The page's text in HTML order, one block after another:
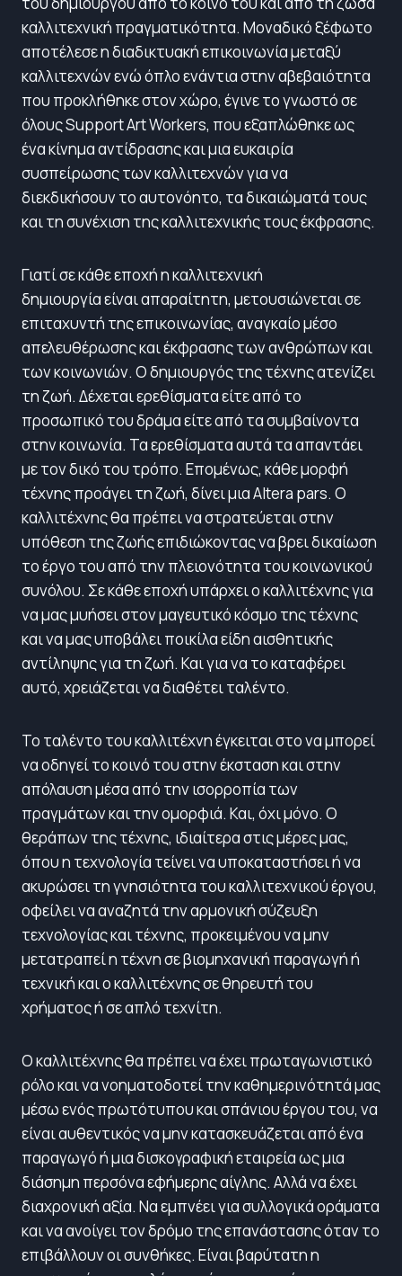
καλλιτεχνική πραγματικότητα. Μοναδικό ξέφωτο
αποτέλεσε η διαδικτυακή επικοινωνία μεταξύ
καλλιτεχνών ενώ όπλο ενάντια στην αβεβαιότητα
που προκλήθηκε στον χώρο, έγινε το γνωστό σε
όλους Support Art Workers, που εξαπλώθηκε ως
ένα κίνημα αντίδρασης και μια ευκαιρία
συσπείρωσης των καλλιτεχνών για να
διεκδικήσουν το αυτονόητο, τα δικαιώματά τους
και τη συνέχιση της καλλιτεχνικής τους έκφρασης.
Γιατί σε κάθε εποχή η καλλιτεχνική
δημιουργία είναι απαραίτητη, μετουσιώνεται σε
επιταχυντή της επικοινωνίας, αναγκαίο μέσο
απελευθέρωσης και έκφρασης των ανθρώπων και
των κοινωνιών. Ο δημιουργός της τέχνης ατενίζει
τη ζωή. Δέχεται ερεθίσματα είτε από το
προσωπικό του δράμα είτε από τα συμβαίνοντα
στην κοινωνία. Τα ερεθίσματα αυτά τα απαντάει
με τον δικό του τρόπο. Επομένως, κάθε μορφή
τέχνης προάγει τη ζωή, δίνει μια Altera pars. Ο
καλλιτέχνης θα πρέπει να στρατεύεται στην
υπόθεση της ζωής επιδιώκοντας να βρει δικαίωση
το έργο του από την πλειονότητα του κοινωνικού
συνόλου. Σε κάθε εποχή υπάρχει ο καλλιτέχνης για
να μας μυήσει στον μαγευτικό κόσμο της τέχνης
και να μας υποβάλει ποικίλα είδη αισθητικής
αντίληψης για τη ζωή. Και για να το καταφέρει
αυτό, χρειάζεται να διαθέτει ταλέντο.
Το ταλέντο του καλλιτέχνη έγκειται στο να μπορεί
να οδηγεί το κοινό του στην έκσταση και στην
απόλαυση μέσα από την ισορροπία των
πραγμάτων και την ομορφιά. Και, όχι μόνο. Ο
θεράπων της τέχνης, ιδιαίτερα στις μέρες μας,
όπου η τεχνολογία τείνει να υποκαταστήσει ή να
ακυρώσει τη γνησιότητα του καλλιτεχνικού έργου,
οφείλει να αναζητά την αρμονική σύζευξη
τεχνολογίας και τέχνης, προκειμένου να μην
μετατραπεί η τέχνη σε βιομηχανική παραγωγή ή
τεχνική και ο καλλιτέχνης σε θηρευτή του
χρήματος ή σε απλό τεχνίτη.
Ο καλλιτέχνης θα πρέπει να έχει πρωταγωνιστικό
ρόλο και να νοηματοδοτεί την καθημερινότητά μας
μέσω ενός πρωτότυπου και σπάνιου έργου του, να
είναι αυθεντικός να μην κατασκευάζεται από ένα
παραγωγό ή μια δισκογραφική εταιρεία ως μια
διάσημη περσόνα εφήμερης αίγλης. Αλλά να έχει
διαχρονική αξία. Να εμπνέει για συλλογικά οράματα
και να ανοίγει τον δρόμο της επανάστασης όταν το
επιβάλλουν οι συνθήκες. Είναι βαρύτατη η